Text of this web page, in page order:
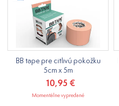
BB tape pre citlivú pokožku
5cm x 5m
10,95 €
Momentálne vypredané